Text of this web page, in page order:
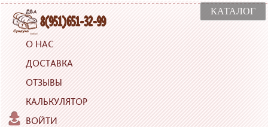
КАТАЛОГ
О НАС
ДОСТАВКА
ОТЗЫВЫ
КАЛЬКУЛЯТОР
ВОЙТИ